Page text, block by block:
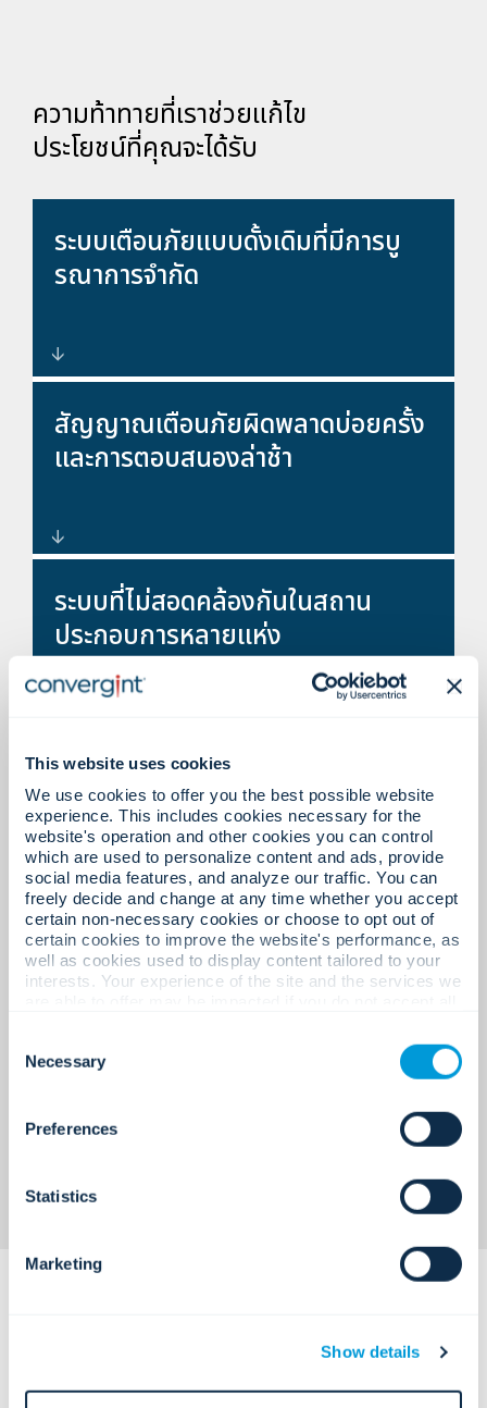
This website uses cookies
We use cookies to offer you the best possible website
experience. This includes cookies necessary for the
website's operation and other cookies you can control
which are used to personalize content and ads, provide
social media features, and analyze our traffic. You can
freely decide and change at any time whether you accept
certain non-necessary cookies or choose to opt out of
certain cookies to improve the website's performance, as
well as cookies used to display content tailored to your
interests. Your experience of the site and the services we
Selection
Necessary
Preferences
Statistics
Marketing
Show details
ความท้าทายที่เราช่วยแก้ไข
ประโยชน์ที่คุณจะได้รับ
ระบบเตือนภัยแบบดั้งเดิมที่มีการบู
รณาการจำกัด
การออกแบบและบูรณาการระบบ
ป้องกันการบุกรุกระดับองค์กรที่ทัน
สัญญาณเตือนภัยผิดพลาดบ่อยครั้ง
และการตอบสนองล่าช้า
เซ็นเซอร์อัจฉริยะและการตรวจสอบ
ด้วยวิดีโอเพื่อลดการแจ้งเตือนที่ผิด
พลาด
ระบบที่ไม่สอดคล้องกันในสถาน
ประกอบการหลายแห่ง
ระบบจัดการการบุกรุกที่เป็น
มาตรฐาน พร้อมระบบตรวจสอบแบบ
รวมศูนย์
การทดสอบและการบำรุงรักษาที่ยุ่ง
ยากและใช้เวลานาน
โปรแกรมบริการที่บริหารจัดการ
ตลอดวงจรชีวิตของผลิตภัณฑ์ พร้อม
ขาดการรับรู้สถานการณ์แบบเรียล
ไทม์
แดชบอร์ดแบบครบวงจรที่เชื่อมโยง